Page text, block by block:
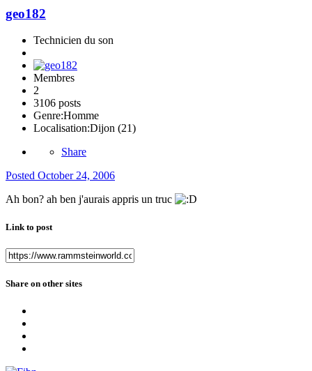
geo182
Technicien du son
Membres
2
3106 posts
Genre:Homme
Localisation:Dijon (21)
Share
Posted October 24, 2006
Ah bon? ah ben j'aurais appris un truc
Link to post
Share on other sites